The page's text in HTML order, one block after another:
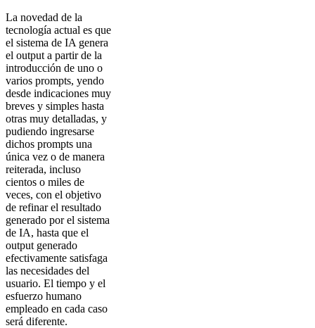
La novedad de la
tecnología actual es que
el sistema de IA genera
el output a partir de la
introducción de uno o
varios prompts, yendo
desde indicaciones muy
breves y simples hasta
otras muy detalladas, y
pudiendo ingresarse
dichos prompts una
única vez o de manera
reiterada, incluso
cientos o miles de
veces, con el objetivo
de refinar el resultado
generado por el sistema
de IA, hasta que el
output generado
efectivamente satisfaga
las necesidades del
usuario. El tiempo y el
esfuerzo humano
empleado en cada caso
será diferente.